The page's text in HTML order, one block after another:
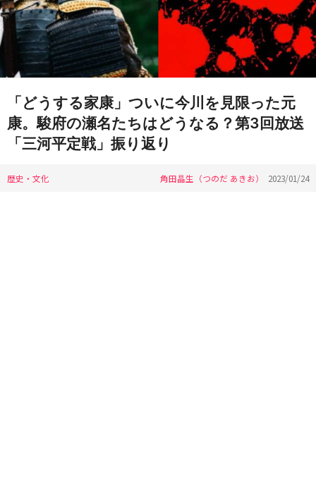
「どうする家康」ついに今川を見限った元
康。駿府の瀬名たちはどうなる？第3回放送
「三河平定戦」振り返り
歴史・文化 角田晶生（つのだ あきお） 2023/01/24